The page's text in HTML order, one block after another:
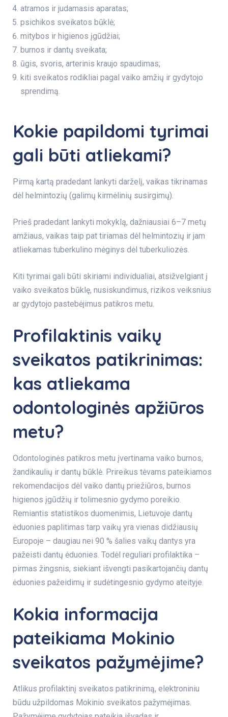
atramos ir judamasis aparatas;
psichikos sveikatos būklė;
mitybos ir higienos įgūdžiai;
burnos ir dantų sveikata;
ūgis, svoris, arterinis kraujo spaudimas;
kiti sveikatos rodikliai pagal vaiko amžių ir gydytojo
sprendimą.
Kokie papildomi tyrimai
gali būti atliekami?
Pirmą kartą pradedant lankyti darželį, vaikas tikrinamas
dėl helmintozių (galimų kirmėlinių susirgimų).
Prieš pradedant lankyti mokyklą, dažniausiai 6–7 metų
amžiaus, vaikas taip pat tiriamas dėl helmintozių ir jam
atliekamas tuberkulino mėginys dėl tuberkuliozės.
Kiti tyrimai gali būti skiriami individualiai, atsižvelgiant į
vaiko sveikatos būklę, nusiskundimus, rizikos veiksnius
ar gydytojo pastebėjimus patikros metu.
Profilaktinis vaikų
sveikatos patikrinimas:
kas atliekama
odontologinės apžiūros
metu?
Odontologinės patikros metu įvertinama vaiko burnos,
žandikaulių ir dantų būklė. Prireikus tėvams pateikiamos
rekomendacijos dėl vaiko dantų priežiūros, burnos
higienos įgūdžių ir tolimesnio gydymo poreikio.
Remiantis statistikos duomenimis, Lietuvoje dantų
ėduonies paplitimas tarp vaikų yra vienas didžiausių
Europoje – daugiau nei 90 % šalies vaikų dantys yra
pažeisti dantų ėduonies. Todėl reguliari profilaktika –
pirmas žingsnis, siekiant išvengti pasikartojančių dantų
ėduonies pažeidimų ir sudėtingesnio gydymo ateityje.
Kokia informacija
pateikiama Mokinio
sveikatos pažymėjime?
Atlikus profilaktinį sveikatos patikrinimą, elektroniniu
būdu užpildomas Mokinio sveikatos pažymėjimas.